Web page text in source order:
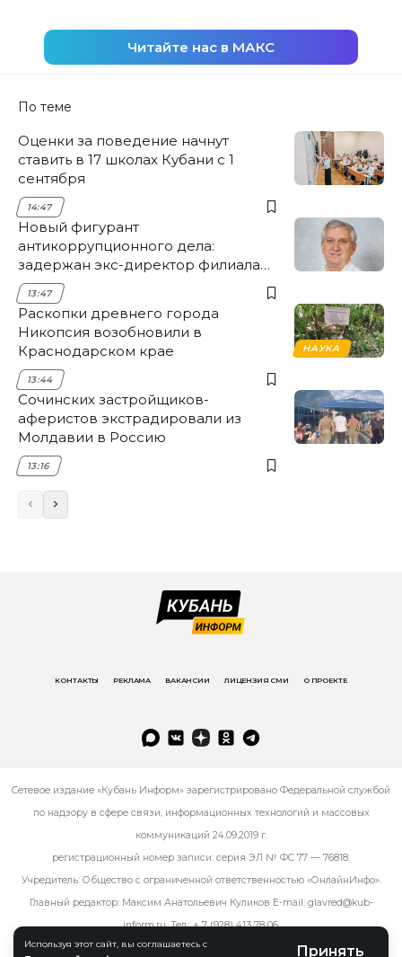
Используя этот сайт, вы соглашаетесь с
Принять
Читайте нас в МАКС
По теме
Оценки за поведение начнут
ставить в 17 школах Кубани с 1
сентября
14:47
Новый фигурант
антикоррупционного дела:
задержан экс-директор филиала
НЭСК Крымска
13:47
НАУКА
Раскопки древнего города
Никопсия возобновили в
Краснодарском крае
13:44
Сочинских застройщиков-
аферистов экстрадировали из
Молдавии в Россию
13:16
КОНТАКТЫ РЕКЛАМА ВАКАНСИИ ЛИЦЕНЗИЯ СМИ О ПРОЕКТЕ
Сетевое издание «Кубань Информ» зарегистрировано Федеральной службой
по надзору в сфере связи, информационных технологий и массовых
коммуникаций 24.09.2019 г.
регистрационный номер записи: серия ЭЛ № ФС 77 — 76818.
Учредитель: Общество с ограниченной ответственностью «ОнлайнИнфо».
Главный редактор: Максим Анатольевич Куликов E-mail: glavred@kub-
inform.ru. Тел.:+ 7 (928) 413 78 06.